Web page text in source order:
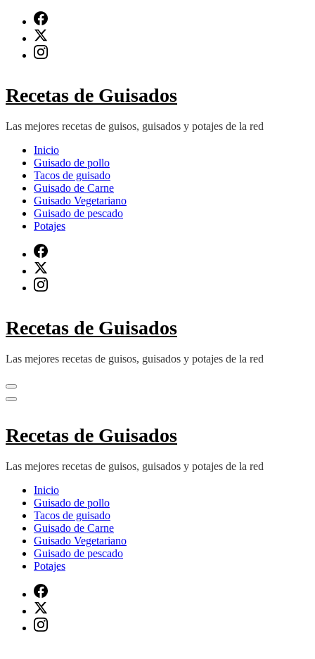
contenido
(presiona
Recetas de Guisados
Las mejores recetas de guisos, guisados y potajes de la red
Inicio
Guisado de pollo
Tacos de guisado
Guisado de Carne
Guisado Vegetariano
Guisado de pescado
Potajes
Recetas de Guisados
Las mejores recetas de guisos, guisados y potajes de la red
Recetas de Guisados
Las mejores recetas de guisos, guisados y potajes de la red
Inicio
Guisado de pollo
Tacos de guisado
Guisado de Carne
Guisado Vegetariano
Guisado de pescado
Potajes